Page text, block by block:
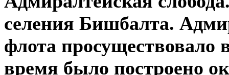
селения Бишбалта.
флота просуществовало
время было построено